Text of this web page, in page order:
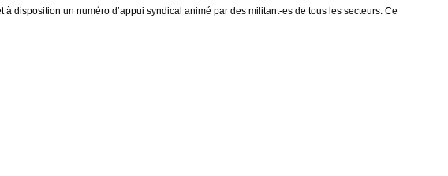
disposition un numéro d’appui syndical animé par des militant-es de tous les secteurs. Ce